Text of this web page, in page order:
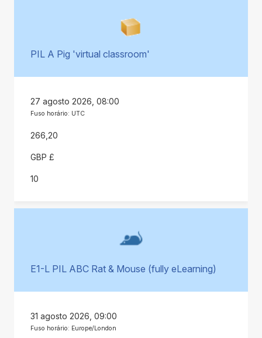
PIL A Pig 'virtual classroom'
27 agosto 2026, 08:00
Fuso horário: UTC
266,20
GBP £
10
E1-L PIL ABC Rat & Mouse (fully eLearning)
31 agosto 2026, 09:00
Fuso horário: Europe/London